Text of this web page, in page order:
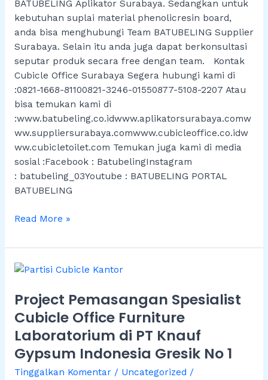
BATUBELING Aplikator Surabaya. Sedangkan untuk
kebutuhan suplai material phenolicresin board,
anda bisa menghubungi Team BATUBELING Supplier
Surabaya. Selain itu anda juga dapat berkonsultasi
seputar produk secara free dengan team. Kontak
Cubicle Office Surabaya Segera hubungi kami di
:0821-1668-81100821-3246-01550877-5108-2207 Atau
bisa temukan kami di
:www.batubeling.co.idwww.aplikatorsurabaya.comw
ww.suppliersurabaya.comwww.cubicleoffice.co.idw
ww.cubicletoilet.com Temukan juga kami di media
sosial :Facebook : BatubelingInstagram
: batubeling_03Youtube : BATUBELING PORTAL
BATUBELING
Read More »
Project Pemasangan Spesialist
Cubicle Office Furniture
Laboratorium di PT Knauf
Gypsum Indonesia Gresik No 1
Tinggalkan Komentar / Uncategorized /
Project
Spesialist
Cubicle
Office
Furniture
Laboratorium
di